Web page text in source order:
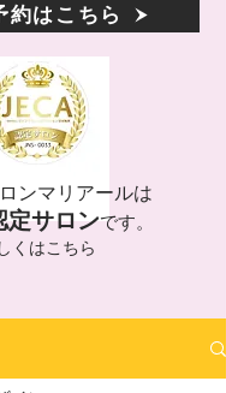
はこちら
ンマリアールは
サロンです。
くはこちら